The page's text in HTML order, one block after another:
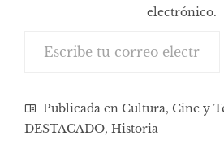
electrónico.
Publicada en Cultura, Cine y
DESTACADO, Historia